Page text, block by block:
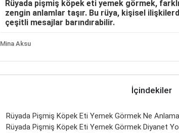
Rüyada pişmiş köpek eti yemek görmek,
zengin anlamlar taşır. Bu rüya, kişisel
çeşitli mesajlar barındırabilir.
Mina Aksu
İçindekiler
Rüyada Pişmiş Köpek Eti Yemek Görmek Ne
Rüyada Pişmiş Köpek Eti Yemek Görmek Diyanet